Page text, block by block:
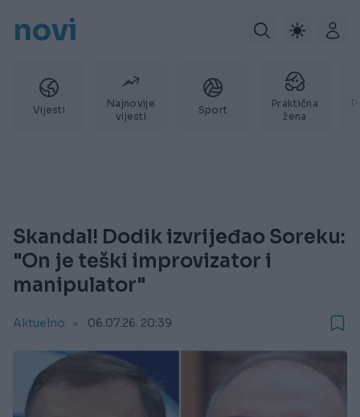
novi
Vijesti
Najnovije
vijesti
Sport
Praktična
žena
Skandal! Dodik izvrijeđao Soreku:
"On je teški improvizator i
manipulator"
Aktuelno 06.07.26. 20:39